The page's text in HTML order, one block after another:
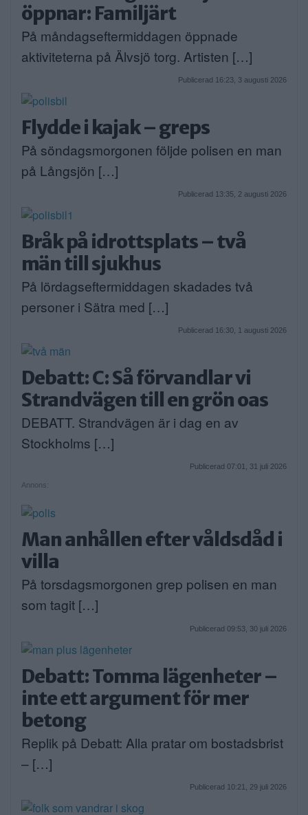
öppnar: Familjärt
På måndagseftermiddagen öppnade
aktiviteterna på Älvsjö torg. Artisten […]
Publicerad 16:23, 3 augusti 2026
Flydde i kajak – greps
På söndagsmorgonen följde polisen en man
på Långsjön […]
Publicerad 13:35, 2 augusti 2026
Bråk på idrottsplats – två
män till sjukhus
På lördagseftermiddagen skadades två
personer i Sätra med […]
Publicerad 16:30, 1 augusti 2026
Debatt: C: Så förvandlar vi
Strandvägen till en grön oas
DEBATT. Strandvägen är i dag en av
Stockholms […]
Publicerad 07:01, 31 juli 2026
Annons:
Man anhållen efter våldsdåd i
villa
På torsdagsmorgonen grep polisen en man
som tagit […]
Publicerad 09:53, 30 juli 2026
Debatt: Tomma lägenheter –
inte ett argument för mer
betong
Replik på Debatt: Alla pratar om bostadsbrist
– […]
Publicerad 10:21, 29 juli 2026